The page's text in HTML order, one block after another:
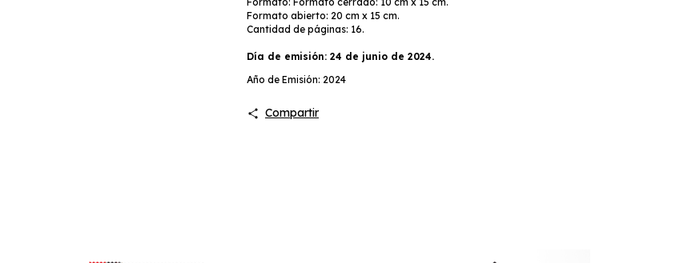
Formato abierto: 20 cm x 15 cm.
Cantidad de páginas: 16.
Día de emisión: 24 de junio de 2024.
Año de Emisión: 2024
Compartir